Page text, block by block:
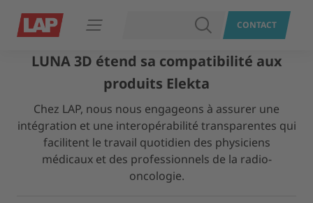
Ouvrir le menu RECHERCHER
CONTACT
LUNA 3D étend sa compatibilité aux
produits Elekta
Chez LAP, nous nous engageons à assurer une
intégration et une interopérabilité transparentes qui
facilitent le travail quotidien des physiciens
médicaux et des professionnels de la radio-
oncologie.